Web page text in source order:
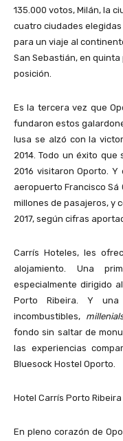
135.000 votos, Milán, la
cuatro ciudades elegidas
para un viaje al
San Sebastián, en quinta
posición.
Es la tercera vez que
fundaron estos
lusa se alzó con la
2014. Todo un éxito
2016 visitaron Oporto.
aeropuerto Francisco Sá
millones de pasajeros, y
2017, según cifras
Carrís Hoteles, les
alojamiento. Una
especialmente dirigido
Porto Ribeira. Y
incombustibles,
fondo sin saltar de
las experiencias
Bluesock Hostel Oporto.
Hotel Carrís Porto Ribeira
En pleno corazón de